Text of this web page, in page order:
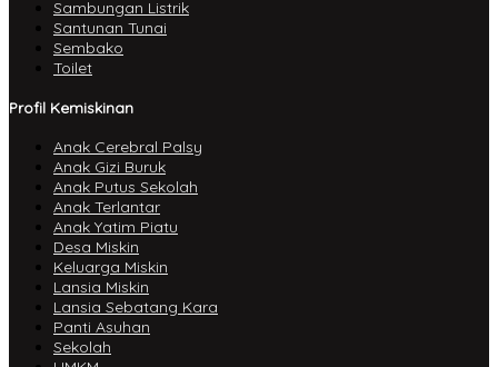
Sambungan Listrik
Santunan Tunai
Sembako
Toilet
Profil Kemiskinan
Anak Cerebral Palsy
Anak Gizi Buruk
Anak Putus Sekolah
Anak Terlantar
Anak Yatim Piatu
Desa Miskin
Keluarga Miskin
Lansia Miskin
Lansia Sebatang Kara
Panti Asuhan
Sekolah